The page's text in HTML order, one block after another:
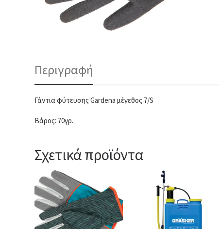
Περιγραφή
Γάντια φύτευσης Gardena μέγεθος 7/S
Βάρος: 70γρ.
Σχετικά προϊόντα